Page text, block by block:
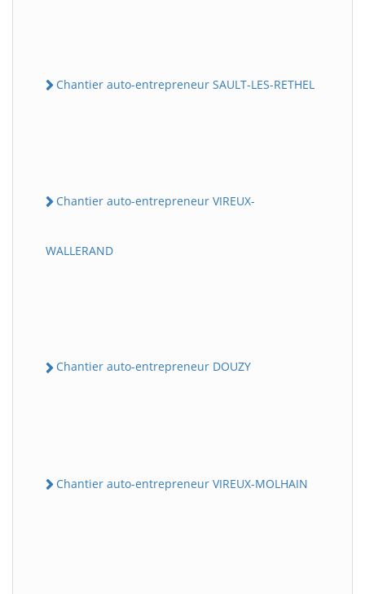
Chantier auto-entrepreneur SAULT-LES-RETHEL
Chantier auto-entrepreneur VIREUX-
WALLERAND
Chantier auto-entrepreneur DOUZY
Chantier auto-entrepreneur VIREUX-MOLHAIN